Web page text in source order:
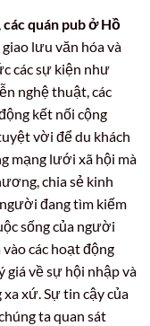
các quán pub ở Hồ
lưu văn hóa và
các sự kiện như
nghệ thuật, các
kết nối cộng
vời để du khách
mạng lưới xã hội mà
chia sẻ kinh
đang tìm kiếm
sống của người
các hoạt động
giá về sự hội nhập và
xứ. Sự tin cậy của
ta quan sát